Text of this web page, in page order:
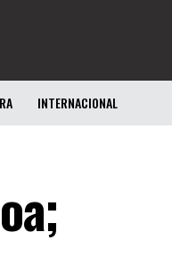
INTERNACIONAL